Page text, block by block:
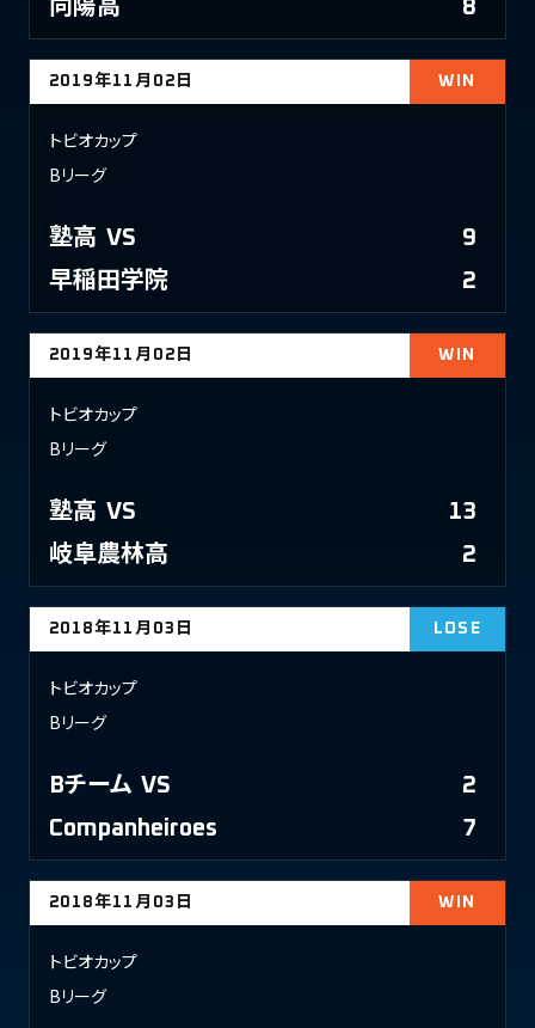
向陽高
8
2019年11月02日 WIN
トビオカップ
Bリーグ
塾高 VS
9
早稲田学院
2
2019年11月02日 WIN
トビオカップ
Bリーグ
塾高 VS
13
岐阜農林高
2
2018年11月03日 LOSE
トビオカップ
Bリーグ
Bチーム VS
2
Companheiroes
7
2018年11月03日 WIN
トビオカップ
Bリーグ